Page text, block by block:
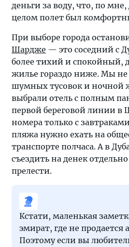
деньги за воду, что, по
целом полет был
При выборе города
Шардже — это соседний с
более тихий и спокойный,
жилье гораздо ниже. Мы
шумных тусовок и ночной
выбрали отель с полным
первой береговой линии в
номера только c
пляжа нужно ехать на
транспорте полчаса. А в
съездить на денек
прелести.
Кстати, маленькая
эмират, где не продается
Поэтому если вы